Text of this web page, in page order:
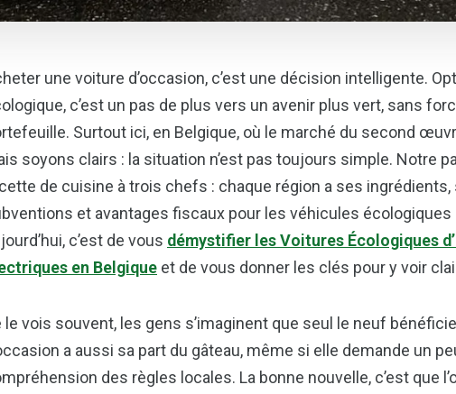
une voiture d’occasion, c’est une décision intelligente.
c’est un pas de plus vers un avenir plus vert, sans
Surtout ici, en Belgique, où le marché du second
soyons clairs : la situation n’est pas toujours simple. Notre
de cuisine à trois chefs : chaque région a ses
et avantages fiscaux pour les véhicules écologiques
c’est de vous démystifier les Voitures Écologiques
en Belgique et de vous donner les clés pour y voir
le vois souvent, les gens s’imaginent que seul le neuf bénéficie
a aussi sa part du gâteau, même si elle demande un
des règles locales. La bonne nouvelle, c’est que